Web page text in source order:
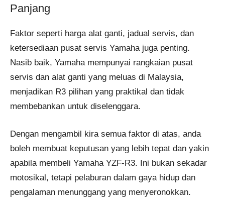
Panjang
Faktor seperti harga alat ganti, jadual servis, dan
ketersediaan pusat servis Yamaha juga penting.
Nasib baik, Yamaha mempunyai rangkaian pusat
servis dan alat ganti yang meluas di Malaysia,
menjadikan R3 pilihan yang praktikal dan tidak
membebankan untuk diselenggara.
Dengan mengambil kira semua faktor di atas, anda
boleh membuat keputusan yang lebih tepat dan yakin
apabila membeli Yamaha YZF-R3. Ini bukan sekadar
motosikal, tetapi pelaburan dalam gaya hidup dan
pengalaman menunggang yang menyeronokkan.